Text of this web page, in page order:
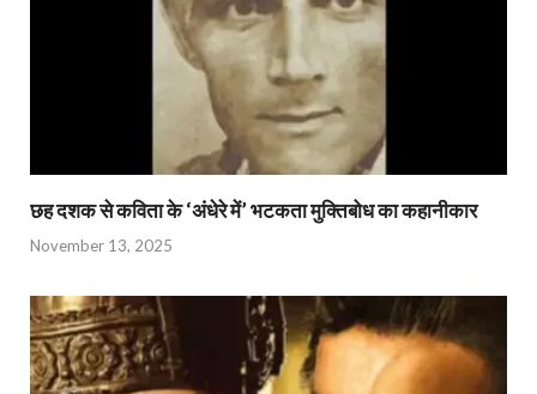
छह दशक से कविता के ‘अंधेरे में’ भटकता मुक्तिबोध का कहानीकार
November 13, 2025